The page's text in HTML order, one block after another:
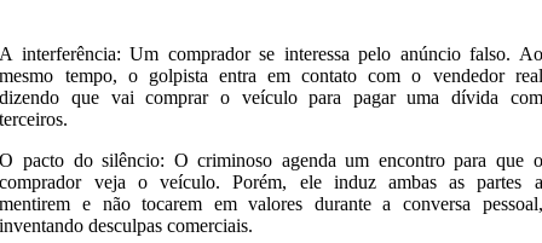
A interferência: Um comprador se interessa pelo anúncio falso. Ao
mesmo tempo, o golpista entra em contato com o vendedor real
dizendo que vai comprar o veículo para pagar uma dívida com
terceiros.
​O pacto do silêncio: O criminoso agenda um encontro para que o
comprador veja o veículo. Porém, ele induz ambas as partes a
mentirem e não tocarem em valores durante a conversa pessoal,
inventando desculpas comerciais.